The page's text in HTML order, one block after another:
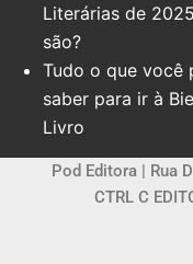
Literárias de
são?
Tudo o que você
saber para ir à
Livro
Pod Editora | Rua
CTRL C